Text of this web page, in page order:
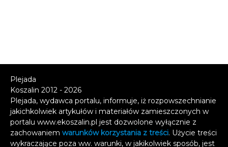
Plejada
Koszalin 2012 - 2026
Plejada, wydawca portalu, informuje, iż rozpowszechnianie
jakichkolwiek artykułów i materiałów zamieszczonych w
portalu www.ekoszalin.pl jest dozwolone wyłącznie z
zachowaniem warunków korzystania z treści. Użycie treści
wykraczające poza ww. warunki, w jakikolwiek sposób, jest